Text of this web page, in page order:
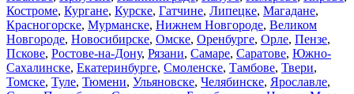
Костроме, Кургане, Курске, Гатчине, Липецке, Магадане,
Красногорске, Мурманске, Нижнем Новгороде, Великом
Новгороде, Новосибирске, Омске, Оренбурге, Орле, Пензе,
Пскове, Ростове-на-Дону, Рязани, Самаре, Саратове, Южно-
Сахалинске, Екатеринбурге, Смоленске, Тамбове, Твери,
Томске, Туле, Тюмени, Ульяновске, Челябинске, Ярославле,